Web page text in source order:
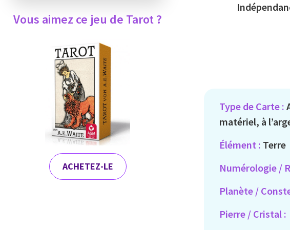
Vous aimez ce jeu de Tarot ?
ACHETEZ-LE
Type de Carte :
matériel, à
Élément : Terre
Numérologie /
Planète /
Pierre / Cristal :